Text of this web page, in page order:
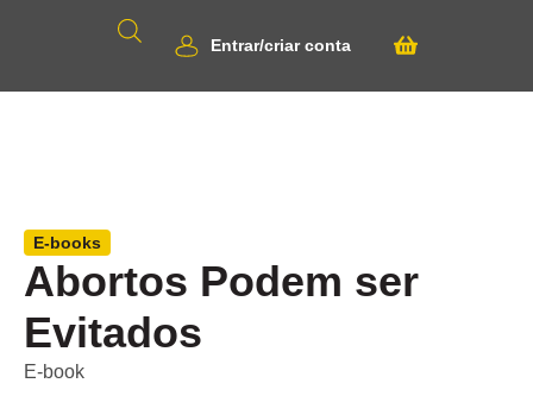
Entrar/criar conta
E-books
Abortos Podem ser
Evitados
E-book